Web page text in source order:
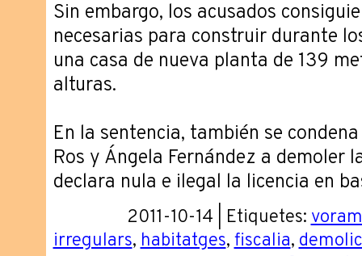
Sin embargo, los acusados
necesarias para construir durante
una casa de nueva planta de 139
alturas.
En la sentencia, también se
Ros y Ángela Fernández a demoler
declara nula e ilegal la licencia en
2011-10-14 | Etiquetes:
irregulars,habitatges,fiscalia,